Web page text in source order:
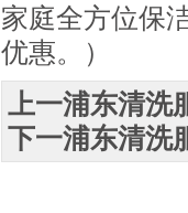
家庭全方位保
优惠。）
上一浦东清洗
下一浦东清洗